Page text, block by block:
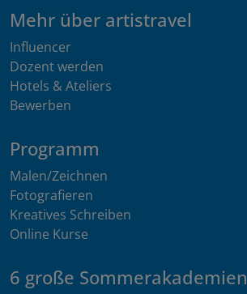
Mehr über artistravel
Influencer
Dozent werden
Hotels & Ateliers
Bewerben
Programm
Malen/Zeichnen
Fotografieren
Kreatives Schreiben
Online Kurse
6 große Sommerakademien